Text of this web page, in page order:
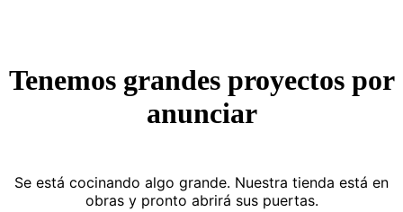
Tenemos grandes proyectos por
anunciar
Se está cocinando algo grande. Nuestra tienda está en
obras y pronto abrirá sus puertas.